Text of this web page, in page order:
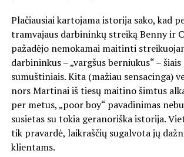
Plačiausiai kartojama istorija sako, kad
tramvajaus darbininkų streiką Benny ir
pažadėjo nemokamai maitinti
darbininkus – „vargšus berniukus“ – šiais
sumuštiniais. Kita (mažiau sensacinga)
nors Martinai iš tiesų maitino šimtus
per metus, „poor boy“ pavadinimas
susietas su tokia geranoriška istorija.
tik pravardė, laikraščių sugalvota jų
klientams.